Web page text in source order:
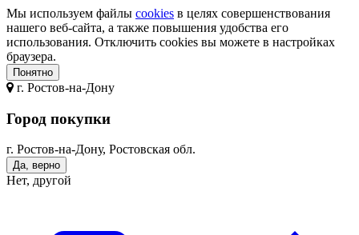
Мы используем файлы cookies в целях совершенствования
нашего веб-сайта, а также повышения удобства его
использования. Отключить cookies вы можете в настройках
браузера.
Понятно
г. Ростов-на-Дону
Город покупки
г. Ростов-на-Дону, Ростовская обл.
Да, верно
Нет, другой